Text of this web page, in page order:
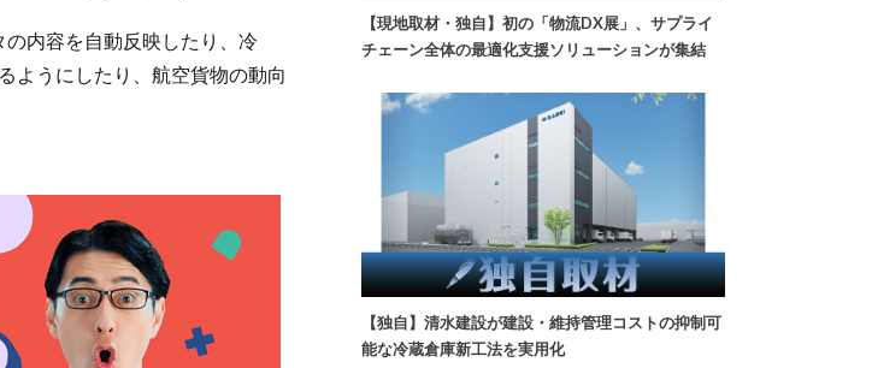
内容を自動反映したり、冷
ようにしたり、航空貨物の動向
【現地取材・独自】初の「物流DX展」、サプライ
チェーン全体の最適化支援ソリューションが集結
【独自】清水建設が建設・維持管理コストの抑制可
能な冷蔵倉庫新工法を実用化